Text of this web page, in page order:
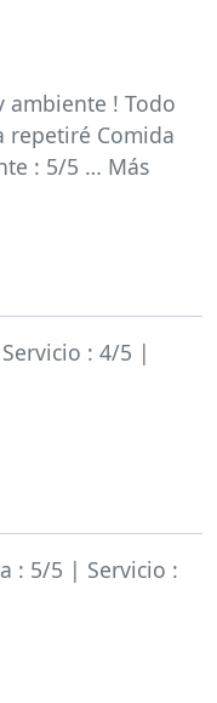
ambiente ! Todo
repetiré Comida
: 5/5 … Más
: 4/5 |
: 5/5 | Servicio :